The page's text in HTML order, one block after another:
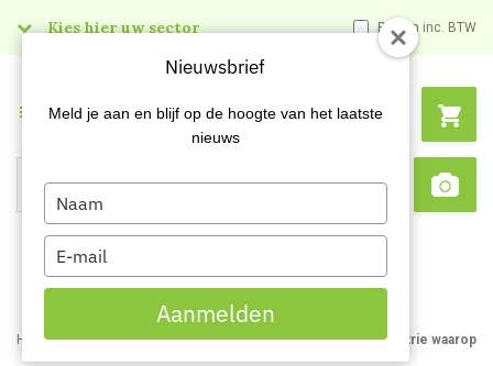
Kies hier uw sector Prijzen inc. BTW
Search
Menu
Home Blog Reinigen en desinfecteren in de voedingsindustrie waarop
Nieuwsbrief
Meld je aan en blijf op de hoogte van het laatste
nieuws
Type
your
name
Type
your
email
Aanmelden